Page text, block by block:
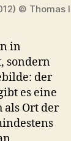
© Thomas
in
sondern
der
es eine
als Ort der